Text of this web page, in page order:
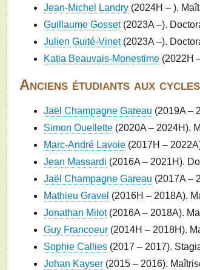
Jean-Michel Landry (2024H – ).
Guillaume Gosset(2023A –).
Julien Guité-Vinet(2023A –).
Katia Beauvais-Monestime (2022H
Anciens étudiants aux
Jaël Champagne Gareau (2019A –
Simon Ouellette (2020A – 2024H).
Marc-André Lavoie (2017H –
Jean Massardi (2016A – 2021H).
Jaël Champagne Gareau (2017A –
Mathieu Gravel (2016H – 2018A).
Jonathan Milot(2016A – 2018A).
Guy Francoeur (2014H – 2018H).
Sophie Callies (2017 – 2017).
Johan Kayser (2015 – 2016).